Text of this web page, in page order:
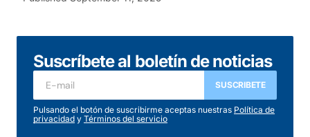
Suscríbete al boletín de noticias
SUSCRIBETE
Pulsando el botón de suscribirme aceptas nuestras Política de
privacidad y Términos del servicio